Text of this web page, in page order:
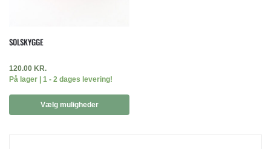
SOLSKYGGE
120.00 KR.
På lager | 1 - 2 dages levering!
Vælg muligheder